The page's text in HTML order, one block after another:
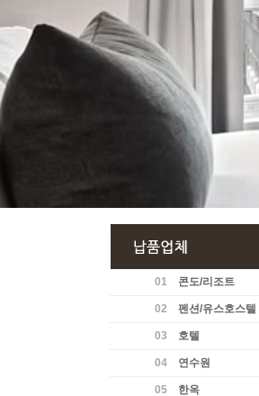
01 콘도/리조트
02 펜션/유스호스텔
03 호텔
04 연수원
05 한옥